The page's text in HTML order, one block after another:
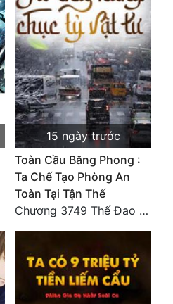
15 ngày trước
Toàn Cầu Băng Phong :
Ta Chế Tạo Phòng An
Toàn Tại Tận Thế
Chương 3749 Thế Đao xuất kích